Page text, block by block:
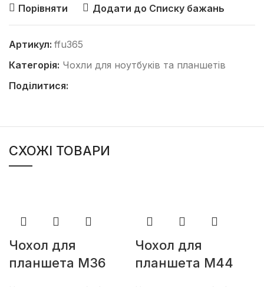
Порівняти Додати до Списку бажань
Артикул: ffu365
Категорія: Чохли для ноутбуків та планшетів
Поділитися:
СХОЖІ ТОВАРИ
Чохол для
планшета М36
Чохол для
планшета М44